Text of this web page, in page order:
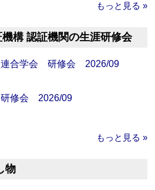
もっと見る »
構 認証機関の生涯研修会
連合学会 研修会 2026/09
修会 2026/09
もっと見る »
物